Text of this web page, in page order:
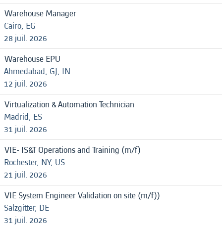
Warehouse Manager
Cairo, EG
28 juil. 2026
Warehouse EPU
Ahmedabad, GJ, IN
12 juil. 2026
Virtualization & Automation Technician
Madrid, ES
31 juil. 2026
VIE- IS&T Operations and Training (m/f)
Rochester, NY, US
21 juil. 2026
VIE System Engineer Validation on site (m/f))
Salzgitter, DE
31 juil. 2026